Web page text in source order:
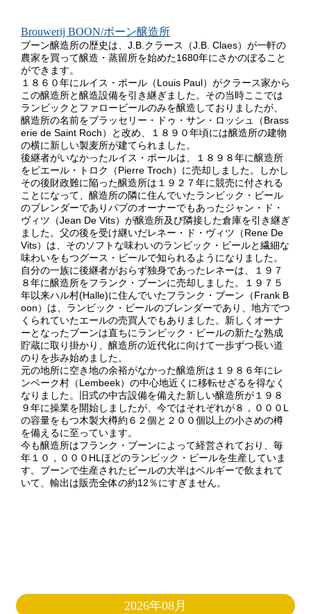
Brouwerij BOON/ボーン醸造所
ブーン醸造所の歴史は、J.B.クラース（J.B. Claes）が一軒の
農家を買って醸造・蒸留所を始めた1680年にさかのぼること
ができます。
１８６０年にルイス・ポール（Louis Paul）がクラース家から
この醸造所と醸造設備を引き継ぎました。その当時ここでは
ランビックとファロービールのみを醸造しておりましたが、
醸造所の名前をブラッセリー・ドゥ・サン・ロッシュ（Brass
erie de Saint Roch）と改め、１８９０年頃には醸造所の建物
の横に新しい製麦所が建てられました。
後継者がいなかったルイス・ポールは、１８９８年に醸造所
をピエール・トロク（Pierre Troch）に売却しました。しかし
その後財政難に陥った醸造所は１９２７年に競売に付される
ことになって、醸造所の隣に住んでいたランビック・ビール
のブレンダーでありパブのオーナーでもあったジャン・ド・
ヴィツ（Jean De Vits）が醸造所及び隣接した倉庫を引き継ぎ
ました。父の後を受け継いだレネー・ド・ヴィツ（Rene De
Vits）は、そのソフトな味わいのランビック・ビールと繊細な
味わいをもつグース・ビールで知られるようになりました。
自分の一族に後継者がおらず独身であったレネーは、１９７
８年に醸造所をフランク・ブーンに売却しました。１９７５
年以来ハル村(Halle)に住んでいたフランク・ブーン（Frank B
oon）は、ランビック・ビールのブレンダーであり、地方でつ
くられていたエールの売買人でもありました。新しくオーナ
ーとなったブーンは直ちにランビック・ビールの新たな熟成
貯蔵に取り掛かり、醸造所の近代化に向けて一歩ずつ長い道
のりを歩み始めました。
元の地所に空き地の余裕がなかった醸造所は１９８６年にレ
ンベーク村（Lembeek）の中心地近くに移転せざるを得なく
なりました。旧式の中古設備を備えた新しい醸造所が１９８
９年に操業を開始しましたが、今ではそれぞれが８，０００L
の容量をもつ木製大樽約６２個と２００個以上の小さめの樽
を備えるに至っています。
今も醸造所はフランク・ブーンによって経営されており、毎
年１０，０００HLほどのランビック・ビールを生産していま
す。ブーンで生産されたビールの大半はベルギーで飲まれて
いて、輸出は販売全体の約12％にすぎません。
2026年08月